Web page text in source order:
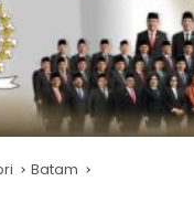
Batam